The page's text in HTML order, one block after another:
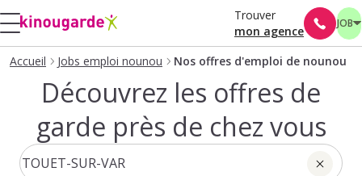
Trouver
mon agence
JOB
Accueil Jobs emploi nounou Nos offres d'emploi de nounou
Découvrez les offres de
garde près de chez vous